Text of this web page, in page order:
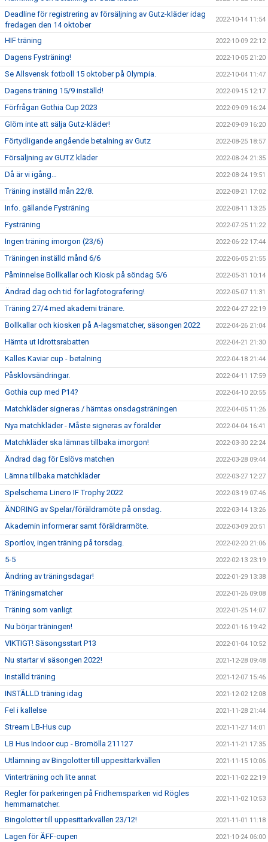
Deadline för registrering av försäljning av Gutz-kläder idag
fredagen den 14 oktober
2022-10-14 11:54
HIF träning 2022-10-09 22:12
Dagens Fysträning! 2022-10-05 21:20
Se Allsvensk fotboll 15 oktober på Olympia. 2022-10-04 11:47
Dagens träning 15/9 inställd! 2022-09-15 12:17
Förfrågan Gothia Cup 2023 2022-09-09 16:24
Glöm inte att sälja Gutz-kläder! 2022-09-09 16:20
Förtydligande angående betalning av Gutz 2022-08-25 18:57
Försäljning av GUTZ kläder 2022-08-24 21:35
Då är vi igång… 2022-08-24 19:51
Träning inställd mån 22/8. 2022-08-21 17:02
Info. gällande Fysträning 2022-08-11 13:25
Fysträning 2022-07-25 11:22
Ingen träning imorgon (23/6) 2022-06-22 17:44
Träningen inställd månd 6/6 2022-06-05 21:55
Påminnelse Bollkallar och Kiosk på söndag 5/6 2022-05-31 10:14
Ändrad dag och tid för lagfotografering! 2022-05-07 11:31
Träning 27/4 med akademi tränare. 2022-04-27 22:19
Bollkallar och kiosken på A-lagsmatcher, säsongen 2022 2022-04-26 21:04
Hämta ut Idrottsrabatten 2022-04-21 21:30
Kalles Kaviar cup - betalning 2022-04-18 21:44
Påsklovsändringar. 2022-04-11 17:59
Gothia cup med P14? 2022-04-10 20:55
Matchkläder signeras / hämtas onsdagsträningen 2022-04-05 11:26
Nya matchkläder - Måste signeras av förälder 2022-04-04 16:41
Matchkläder ska lämnas tillbaka imorgon! 2022-03-30 22:24
Ändrad dag för Eslövs matchen 2022-03-28 09:44
Lämna tillbaka matchkläder 2022-03-27 12:27
Spelschema Linero IF Trophy 2022 2022-03-19 07:46
ÄNDRING av Spelar/föräldramöte på onsdag. 2022-03-14 13:26
Akademin informerar samt föräldrarmöte. 2022-03-09 20:51
Sportlov, ingen träning på torsdag. 2022-02-20 21:06
5-5 2022-02-13 23:19
Ändring av träningsdagar! 2022-01-29 13:38
Träningsmatcher 2022-01-26 09:08
Träning som vanligt 2022-01-25 14:07
Nu börjar träningen! 2022-01-16 19:42
VIKTIGT! Säsongsstart P13 2022-01-04 10:52
Nu startar vi säsongen 2022! 2021-12-28 09:48
Inställd träning 2021-12-07 15:46
INSTÄLLD träning idag 2021-12-02 12:08
Fel i kallelse 2021-11-28 21:44
Stream LB-Hus cup 2021-11-27 14:01
LB Hus Indoor cup - Bromölla 211127 2021-11-21 17:35
Utlämning av Bingolotter till uppesittarkvällen 2021-11-15 10:06
Vinterträning och lite annat 2021-11-02 22:19
Regler för parkeringen på Fridhemsparken vid Rögles
hemmamatcher.
2021-11-02 10:53
Bingolotter till uppesittarkvällen 23/12! 2021-11-01 11:18
Lagen för ÄFF-cupen 2021-10-24 06:00